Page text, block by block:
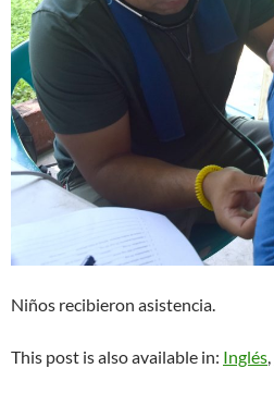
Niños recibieron asistencia.
This post is also available in: Inglés